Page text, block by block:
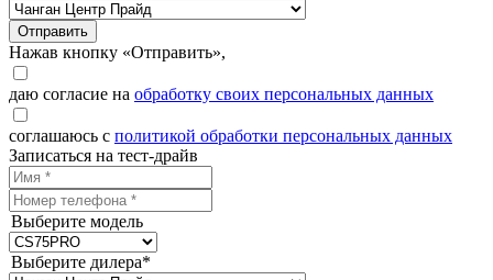
Отправить
Нажав кнопку «Отправить»,
даю согласие на обработку своих персональных данных
соглашаюсь с политикой обработки персональных данных
Записаться на тест-драйв
Выберите модель
Выберите дилера*